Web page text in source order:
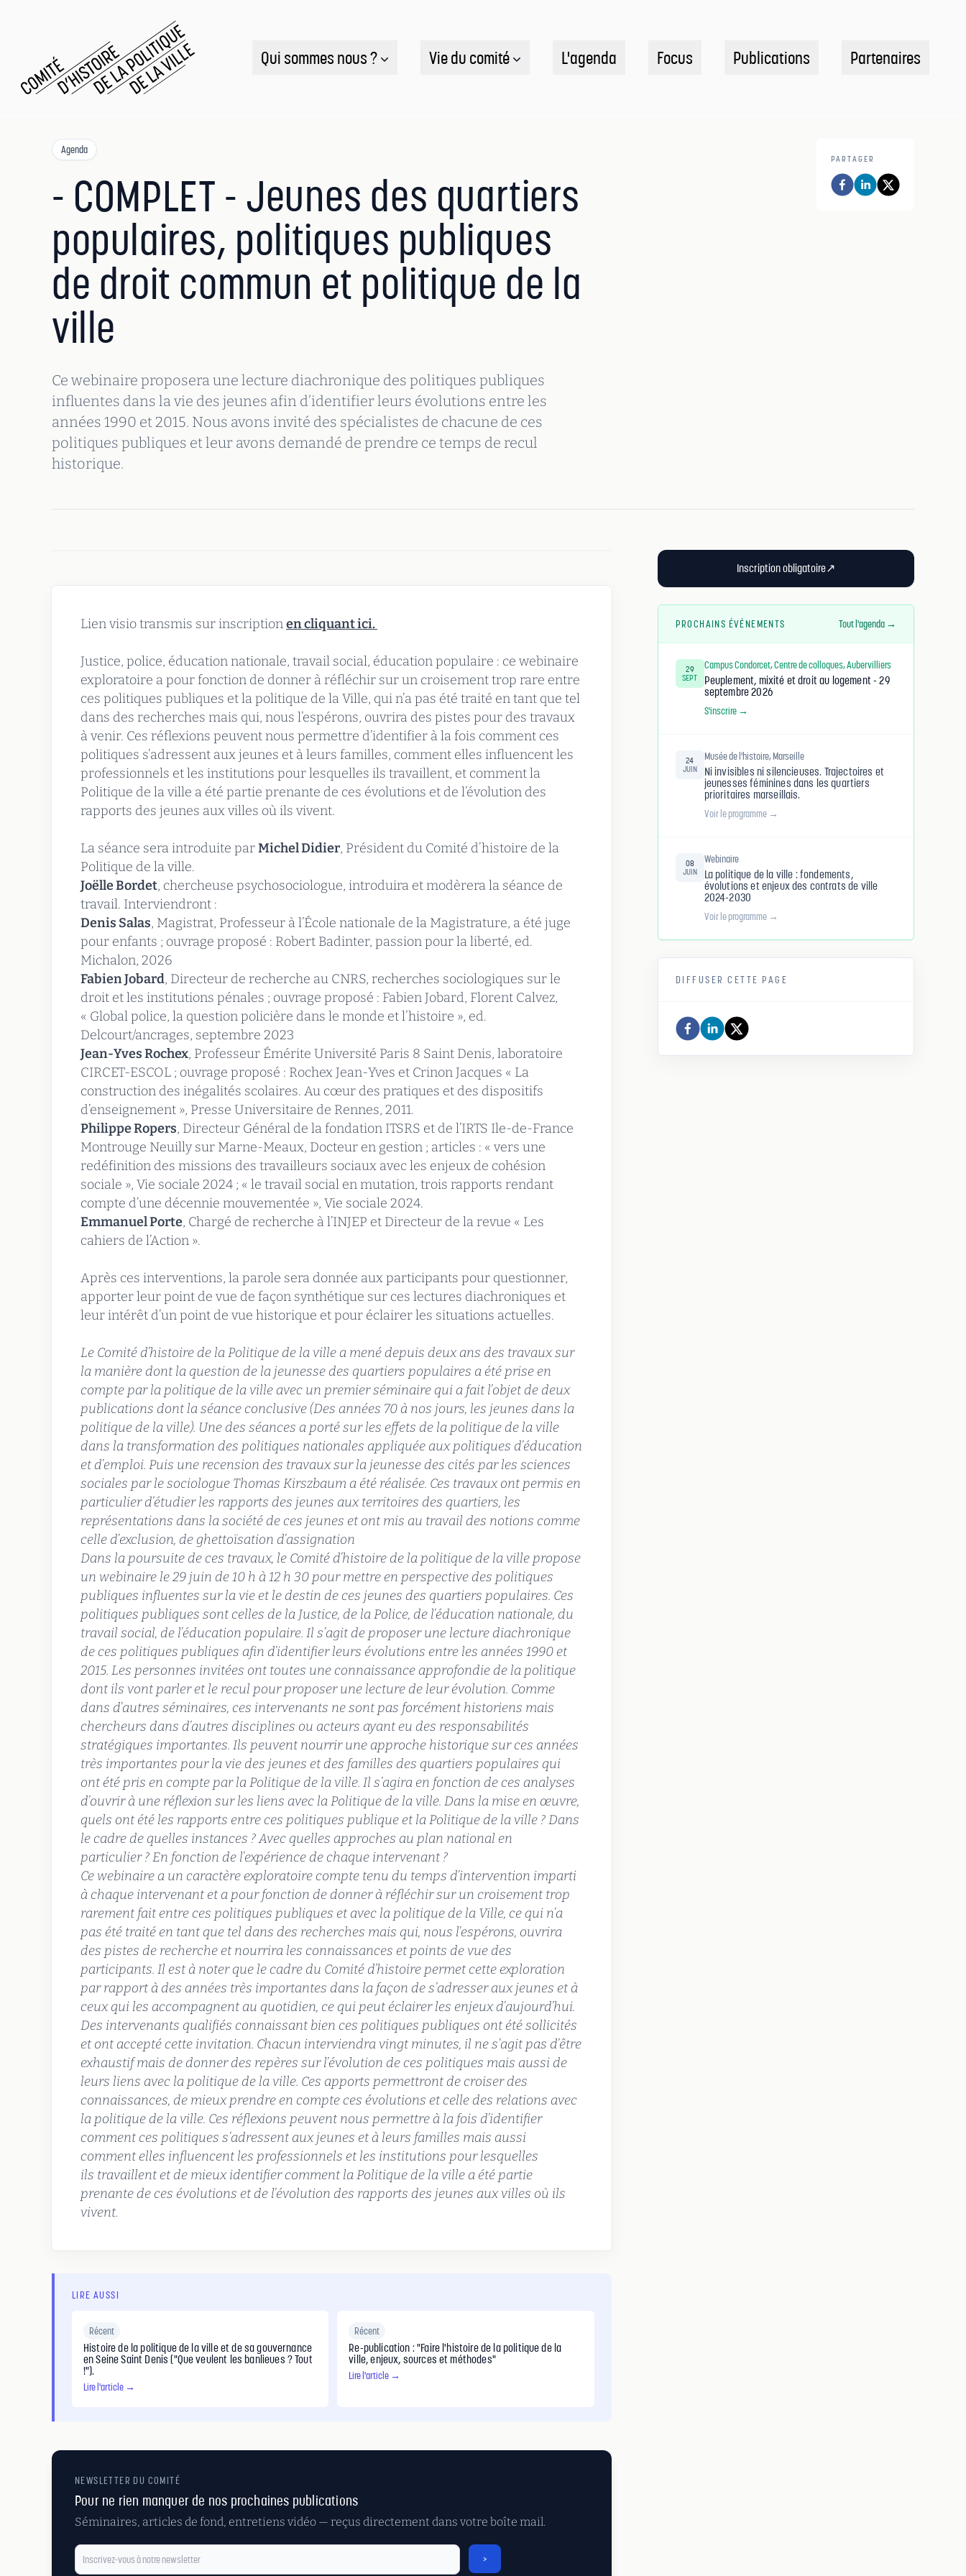
Qui sommes nous ? Vie du comité L'agenda Focus Publications Partenaires
Agenda
- COMPLET - Jeunes des quartiers
populaires, politiques publiques
de droit commun et politique de la
ville
Ce webinaire proposera une lecture diachronique des politiques publiques
influentes dans la vie des jeunes afin d’identifier leurs évolutions entre les
années 1990 et 2015. Nous avons invité des spécialistes de chacune de ces
politiques publiques et leur avons demandé de prendre ce temps de recul
historique.
PARTAGER
Lien visio transmis sur inscriptionen cliquant ici.
Justice, police, éducation nationale, travail social, éducation populaire : ce webinaire
exploratoire a pour fonction de donner à réfléchir sur un croisement trop rare entre
ces politiques publiques et la politique de la Ville, qui n’a pas été traité en tant que tel
dans des recherches mais qui, nous l’espérons, ouvrira des pistes pour des travaux
à venir. Ces réflexions peuvent nous permettre d’identifier à la fois comment ces
politiques s’adressent aux jeunes et à leurs familles, comment elles influencent les
professionnels et les institutions pour lesquelles ils travaillent, et comment la
Politique de la ville a été partie prenante de ces évolutions et de l’évolution des
rapports des jeunes aux villes où ils vivent.
La séance sera introduite parMichel Didier, Président du Comité d’histoire de la
Politique de la ville.
Joëlle Bordet, chercheuse psychosociologue, introduira et modèrera la séance de
travail. Interviendront :
Denis Salas, Magistrat, Professeur à l’École nationale de la Magistrature, a été juge
pour enfants ; ouvrage proposé : Robert Badinter, passion pour la liberté, ed.
Michalon, 2026
Fabien Jobard, Directeur de recherche au CNRS, recherches sociologiques sur le
droit et les institutions pénales ; ouvrage proposé : Fabien Jobard, Florent Calvez,
« Global police, la question policière dans le monde et l’histoire », ed.
Delcourt/ancrages, septembre 2023
Jean-Yves Rochex, Professeur Émérite Université Paris 8 Saint Denis, laboratoire
CIRCET-ESCOL ; ouvrage proposé : Rochex Jean-Yves et Crinon Jacques « La
construction des inégalités scolaires. Au cœur des pratiques et des dispositifs
d’enseignement », Presse Universitaire de Rennes, 2011.
Philippe Ropers, Directeur Général de la fondation ITSRS et de l’IRTS Ile-de-France
Montrouge Neuilly sur Marne-Meaux, Docteur en gestion ; articles : « vers une
redéfinition des missions des travailleurs sociaux avec les enjeux de cohésion
sociale », Vie sociale 2024 ; « le travail social en mutation, trois rapports rendant
compte d’une décennie mouvementée », Vie sociale 2024.
Emmanuel Porte, Chargé de recherche à l’INJEP et Directeur de la revue « Les
cahiers de l’Action ».
Après ces interventions, la parole sera donnée aux participants pour questionner,
apporter leur point de vue de façon synthétique sur ces lectures diachroniques et
leur intérêt d’un point de vue historique et pour éclairer les situations actuelles.
Le Comité d’histoire de la Politique de la ville a mené depuis deux ans des travaux sur
la manière dont la question de la jeunesse des quartiers populaires a été prise en
compte par la politique de la ville avec un premier séminaire qui a fait l’objet de deux
publications dont la séance conclusive (Des années 70 à nos jours, les jeunes dans la
politique de la ville). Une des séances a porté sur les effets de la politique de la ville
dans la transformation des politiques nationales appliquée aux politiques d’éducation
et d’emploi. Puis une recension des travaux sur la jeunesse des cités par les sciences
sociales par le sociologue Thomas Kirszbaum a été réalisée. Ces travaux ont permis en
particulier d’étudier les rapports des jeunes aux territoires des quartiers, les
représentations dans la société de ces jeunes et ont mis au travail des notions comme
celle d’exclusion, de ghettoïsation d’assignation
Dans la poursuite de ces travaux, le Comité d’histoire de la politique de la ville propose
un webinaire le 29 juin de 10 h à 12 h 30 pour mettre en perspective des politiques
publiques influentes sur la vie et le destin de ces jeunes des quartiers populaires. Ces
politiques publiques sont celles de la Justice, de la Police, de l’éducation nationale, du
travail social, de l’éducation populaire. Il s’agit de proposer une lecture diachronique
de ces politiques publiques afin d’identifier leurs évolutions entre les années 1990 et
2015. Les personnes invitées ont toutes une connaissance approfondie de la politique
dont ils vont parler et le recul pour proposer une lecture de leur évolution. Comme
dans d’autres séminaires, ces intervenants ne sont pas forcément historiens mais
chercheurs dans d’autres disciplines ou acteurs ayant eu des responsabilités
stratégiques importantes. Ils peuvent nourrir une approche historique sur ces années
très importantes pour la vie des jeunes et des familles des quartiers populaires qui
ont été pris en compte par la Politique de la ville. Il s’agira en fonction de ces analyses
d’ouvrir à une réflexion sur les liens avec la Politique de la ville. Dans la mise en œuvre,
quels ont été les rapports entre ces politiques publique et la Politique de la ville ? Dans
le cadre de quelles instances ? Avec quelles approches au plan national en
particulier ? En fonction de l’expérience de chaque intervenant ?
Ce webinaire a un caractère exploratoire compte tenu du temps d’intervention imparti
à chaque intervenant et a pour fonction de donner à réfléchir sur un croisement trop
rarement fait entre ces politiques publiques et avec la politique de la Ville, ce qui n’a
pas été traité en tant que tel dans des recherches mais qui, nous l’espérons, ouvrira
des pistes de recherche et nourrira les connaissances et points de vue des
participants. Il est à noter que le cadre du Comité d’histoire permet cette exploration
par rapport à des années très importantes dans la façon de s’adresser aux jeunes et à
ceux qui les accompagnent au quotidien, ce qui peut éclairer les enjeux d’aujourd’hui.
Des intervenants qualifiés connaissant bien ces politiques publiques ont été sollicités
et ont accepté cette invitation. Chacun interviendra vingt minutes, il ne s’agit pas d’être
exhaustif mais de donner des repères sur l’évolution de ces politiques mais aussi de
leurs liens avec la politique de la ville. Ces apports permettront de croiser des
connaissances, de mieux prendre en compte ces évolutions et celle des relations avec
la politique de la ville. Ces réflexions peuvent nous permettre à la fois d’identifier
comment ces politiques s’adressent aux jeunes et à leurs familles mais aussi
comment elles influencent les professionnels et les institutions pour lesquelles
ils travaillent et de mieux identifier comment la Politique de la ville a été partie
prenante de ces évolutions et de l’évolution des rapports des jeunes aux villes où ils
vivent.
LIRE AUSSI
Récent
Histoire de la politique de la ville et de sa gouvernance
en Seine Saint Denis ("Que veulent les banlieues ? Tout
!").
Lire l'article →
Récent
Re-publication : "Faire l'histoire de la politique de la
ville, enjeux, sources et méthodes"
Lire l'article →
NEWSLETTER DU COMITÉ
Pour ne rien manquer de nos prochaines publications
Séminaires, articles de fond, entretiens vidéo — reçus directement dans votre boîte mail.
>
Inscription obligatoire↗
PROCHAINS ÉVÉNEMENTS Tout l'agenda →
29
SEPT
Campus Condorcet, Centre de colloques, Aubervilliers
Peuplement, mixité et droit au logement - 29
septembre 2026
S'inscrire →
24
JUIN
Musée de l'histoire, Marseille
Ni invisibles ni silencieuses. Trajectoires et
jeunesses féminines dans les quartiers
prioritaires marseillais.
Voir le programme →
08
JUIN
Webinaire
La politique de la ville : fondements,
évolutions et enjeux des contrats de ville
2024-2030
Voir le programme →
DIFFUSER CETTE PAGE